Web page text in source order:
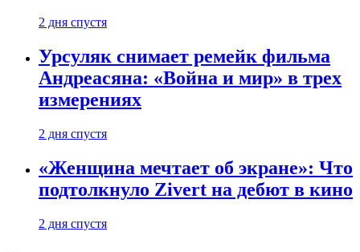
2 дня спустя
Урсуляк снимает ремейк фильма
Андреасяна: «Война и мир» в трех
измерениях
2 дня спустя
«Женщина мечтает об экране»: Что
подтолкнуло Zivert на дебют в кино
2 дня спустя